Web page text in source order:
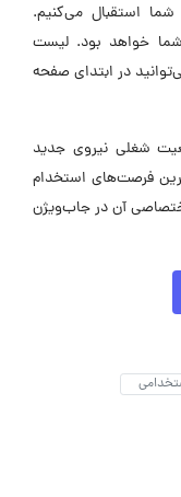
شما استقبال می‌کنیم.
خواهد بود. لیست
در ابتدای صفحه
در حال حاضر در ۸ موقعیت شغلی نیروی جدید
فرصت‌های استخدام
آن در جاب‌ویژن